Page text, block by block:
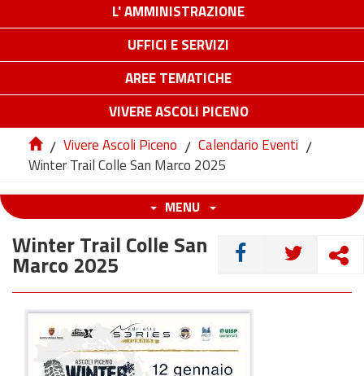
L' AMMINISTRAZIONE
UFFICI E SERVIZI
AREE TEMATICHE
VIVERE ASCOLI PICENO
/ Vivere Ascoli Piceno / Calendario Eventi /
Winter Trail Colle San Marco 2025
MENU
CONDIVIDI
Winter Trail Colle San
Marco 2025